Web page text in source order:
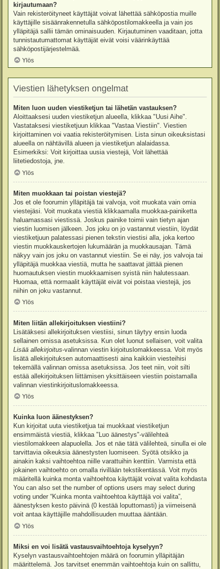
kirjautumaan?
Vain rekisteröityneet käyttäjät voivat lähettää sähköpostia muille
käyttäjille sisäänrakennetulla sähköpostilomakkeella ja vain jos
ylläpitäjä sallii tämän ominaisuuden. Kirjautuminen vaaditaan, jotta
tunnistautumattomat käyttäjät eivät voisi väärinkäyttää
sähköpostijärjestelmää.
Ylös
Viestien lähetyksen ongelmat
Miten luon uuden viestiketjun tai lähetän vastauksen?
Aloittaaksesi uuden viestiketjun alueella, klikkaa "Uusi Aihe".
Vastataksesi viestiketjuun klikkaa "Vastaa Viestiin". Viestien
kirjoittaminen voi vaatia rekisteröitymisen. Lista sinun oikeuksistasi
alueella on nähtävillä alueen ja viestiketjun alalaidassa.
Esimerkiksi: Voit kirjoittaa uusia viestejä, Voit lähettää
liitetiedostoja, jne.
Ylös
Miten muokkaan tai poistan viestejä?
Jos et ole foorumin ylläpitäjä tai valvoja, voit muokata vain omia
viestejäsi. Voit muokata viestiä klikkaamalla muokkaa-painiketta
haluamassasi viestissä. Joskus painike toimii vain tietyn ajan
viestin luomisen jälkeen. Jos joku on jo vastannut viestiin, löydät
viestiketjuun palatessasi pienen tekstin viestisi alla, joka kertoo
viestin muokkauskertojen lukumäärän ja muokkausajan. Tämä
näkyy vain jos joku on vastannut viestiin. Se ei näy, jos valvoja tai
ylläpitäjä muokkaa viestiä, mutta he saattavat jättää pienen
huomautuksen viestin muokkaamisen syistä niin halutessaan.
Huomaa, että normaalit käyttäjät eivät voi poistaa viestejä, jos
niihin on joku vastannut.
Ylös
Miten liitän allekirjoituksen viestiini?
Lisätäksesi allekirjoituksen viestiisi, sinun täytyy ensin luoda
sellainen omissa asetuksissa. Kun olet luonut sellaisen, voit valita
Lisää allekirjoitus-valinnan viestin kirjoituslomakkeessa. Voit myös
lisätä allekirjoituksen automaattisesti aina kaikkiin viesteihisi
tekemällä valinnan omissa asetuksissa. Jos teet niin, voit silti
estää allekirjoituksen liittämisen yksittäiseen viestiin poistamalla
valinnan viestinkirjoituslomakkeessa.
Ylös
Kuinka luon äänestyksen?
Kun kirjoitat uuta viestiketjua tai muokkaat viestiketjun
ensimmäistä viestiä, klikkaa "Luo äänestys"-välilehteä
viestilomakkeen alapuolella. Jos et näe tätä välilehteä, sinulla ei ole
tarvittavia oikeuksia äänestysten luomiseen. Syötä otsikko ja
ainakin kaksi vaihtoehtoa niille varattuihin kenttiin. Varmista että
jokainen vaihtoehto on omalla rivillään tekstikentässä. Voit myös
määritellä kuinka monta vaihtoehtoa käyttäjät voivat valita kohdasta
You can also set the number of options users may select during
voting under “Kuinka monta vaihtoehtoa käyttäjä voi valita”,
äänestyksen kesto päivinä (0 kestää loputtomasti) ja viimeisenä
voit antaa käyttäjille mahdollisuuden muuttaa ääntään.
Ylös
Miksi en voi lisätä vastausvaihtoehtoja kyselyyn?
Kyselyn vastausvaihtoehtojen määrä on foorumin ylläpitäjän
määrittelemä. Jos tarvitset enemmän vaihtoehtoja kuin on sallittu,